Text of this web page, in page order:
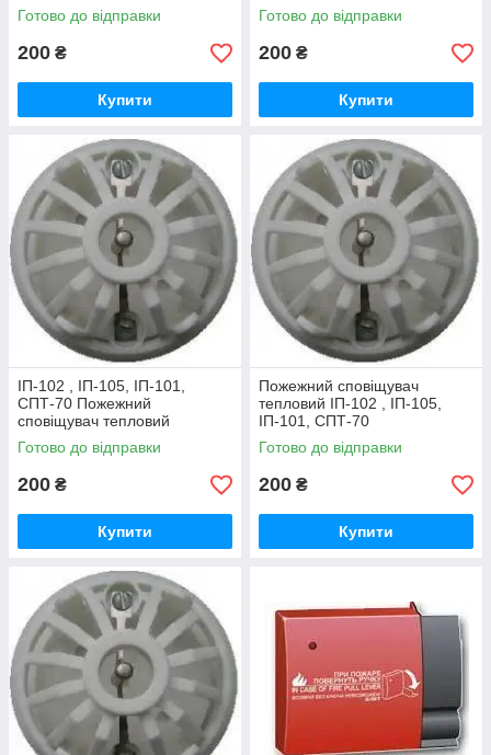
Готово до відправки
200 ₴
Купити
Готово до відправки
200 ₴
Купити
ІП-102 , ІП-105, ІП-101,
СПТ-70 Пожежний
сповіщувач тепловий
Готово до відправки
200 ₴
Купити
Пожежний сповіщувач
тепловий ІП-102 , ІП-105,
ІП-101, СПТ-70
Готово до відправки
200 ₴
Купити